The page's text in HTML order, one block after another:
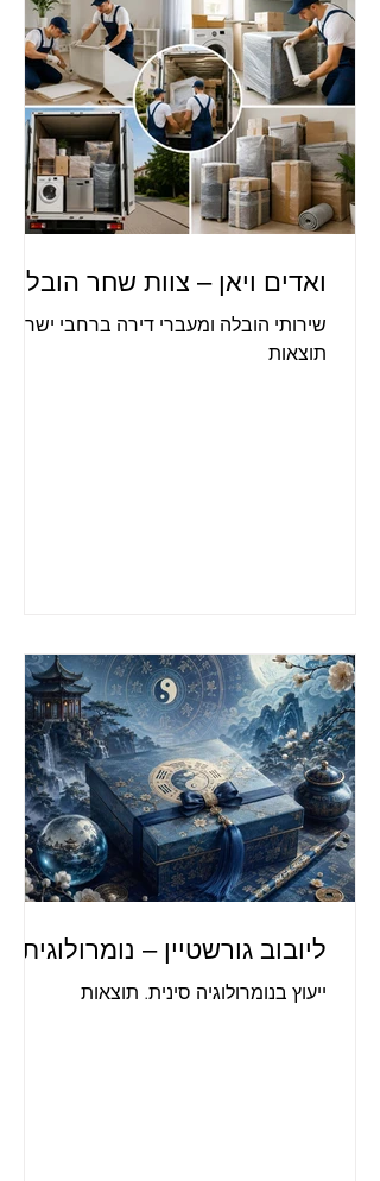
ואדים ויאן – צוות שחר הובלות
שירותי הובלה ומעברי דירה ברחבי ישראל.
תוצאות
ליובוב גורשטיין – נומרולוגית
ייעוץ בנומרולוגיה סינית. תוצאות